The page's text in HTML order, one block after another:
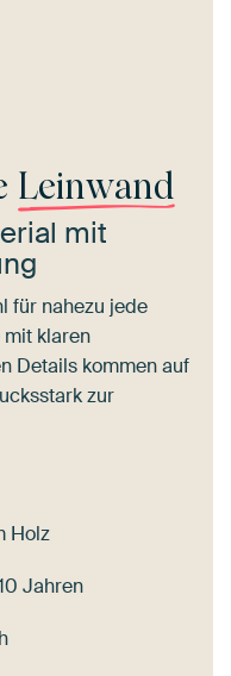
Leinwand
mit
für nahezu jede
mit klaren
Details kommen auf
zur
Holz
Jahren